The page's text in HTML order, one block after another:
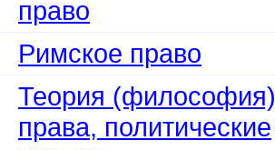
право
Римское право
Теория (философия)
права, политические